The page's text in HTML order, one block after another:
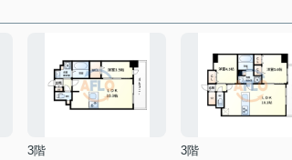
3階
3階